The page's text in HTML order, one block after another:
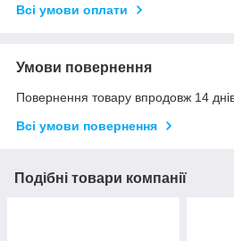
Всі умови оплати
Умови повернення
Повернення товару впродовж 14
Всі умови повернення
Подібні товари компанії